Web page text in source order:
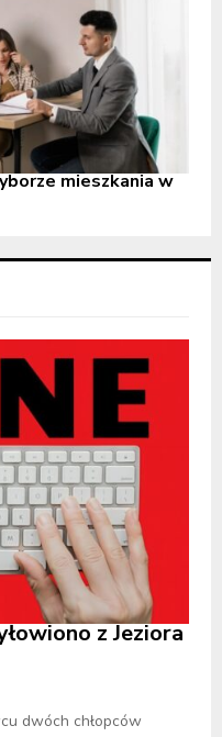
mieszkania w
z Jeziora
dwóch chłopców